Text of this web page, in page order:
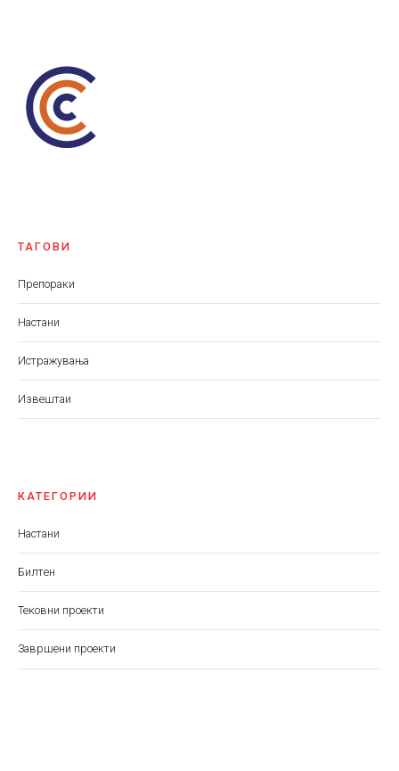
ТАГОВИ
Препораки
Настани
Истражувања
Извештаи
КАТЕГОРИИ
Настани
Билтен
Тековни проекти
Завршени проекти